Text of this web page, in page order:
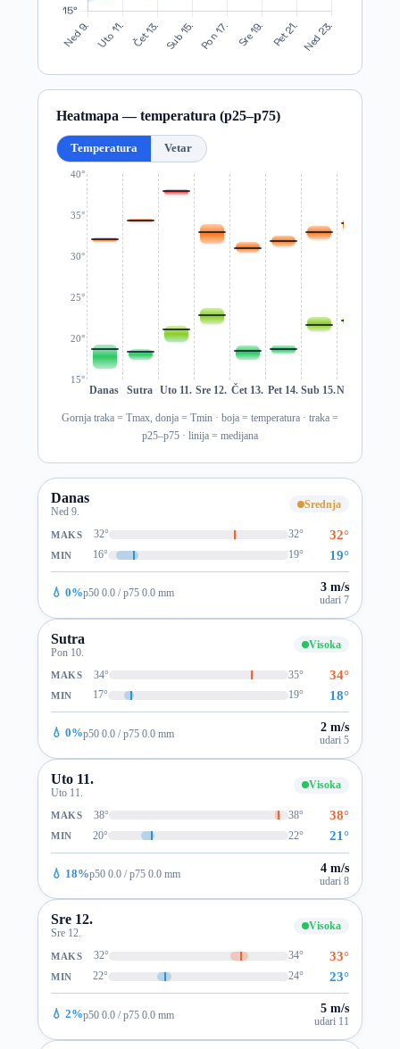
Heatmapa — temperatura (p25–p75)
Temperatura Vetar
15°
20°
25°
30°
35°
40°
Danas Sutra Uto 11. Sre 12. Čet 13. Pet 14. Sub 15.Ned 16.
Gornja traka = Tmax, donja = Tmin · boja = temperatura · traka =
p25–p75 · linija = medijana
Danas
Ned 9.
Srednja
MAKS 32° 32° 32°
MIN 16° 19° 19°
💧 0%p50 0.0 / p75 0.0 mm 3 m/s
udari 7
Sutra
Pon 10.
Visoka
MAKS 34° 35° 34°
MIN 17° 19° 18°
💧 0%p50 0.0 / p75 0.0 mm 2 m/s
udari 5
Uto 11.
Uto 11.
Visoka
MAKS 38° 38° 38°
MIN 20° 22° 21°
💧 18%p50 0.0 / p75 0.0 mm 4 m/s
udari 8
Sre 12.
Sre 12.
Visoka
MAKS 32° 34° 33°
MIN 22° 24° 23°
💧 2%p50 0.0 / p75 0.0 mm 5 m/s
udari 11